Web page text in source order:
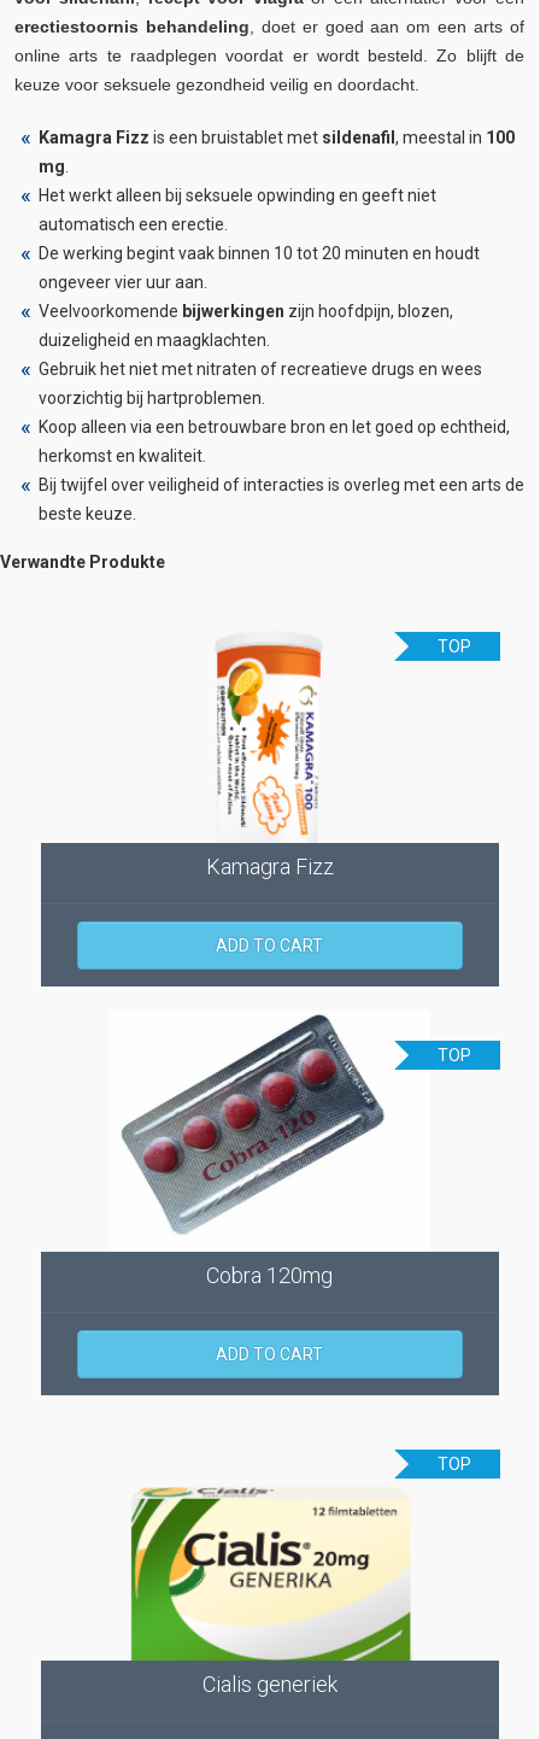
erectiestoornis behandeling , doet er goed aan om een arts of
online arts te raadplegen voordat er wordt besteld. Zo blijft de
keuze voor seksuele gezondheid veilig en doordacht.
Kamagra Fizz is een bruistablet met sildenafil , meestal in 100
mg
Het werkt alleen bij seksuele opwinding en geeft niet
automatisch een erectie.
De werking begint vaak binnen 10 tot 20 minuten en houdt
ongeveer vier uur aan.
Veelvoorkomende bijwerkingen zijn hoofdpijn, blozen,
duizeligheid en maagklachten.
Gebruik het niet met nitraten of recreatieve drugs en wees
voorzichtig bij hartproblemen.
Koop alleen via een betrouwbare bron en let goed op echtheid,
herkomst en kwaliteit.
Bij twijfel over veiligheid of interacties is overleg met een arts de
beste keuze.
Verwandte Produkte
TOP
Kamagra Fizz
ADD TO CART
TOP
Cobra 120mg
ADD TO CART
TOP
Cialis generiek